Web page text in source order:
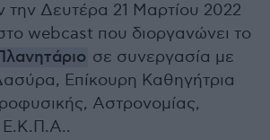
Δευτέρα 21 Μαρτίου 2022
webcast που διοργανώνει το
σε συνεργασία με
Επίκουρη Καθηγήτρια
Αστρονομίας,
Ε.Κ.Π.Α..